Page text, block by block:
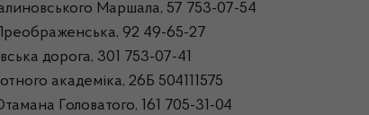
Маршала, 57 753-07-54
92 49-65-27
дорога, 301 753-07-41
академіка, 26Б 504111575
Головатого, 161 705-31-04